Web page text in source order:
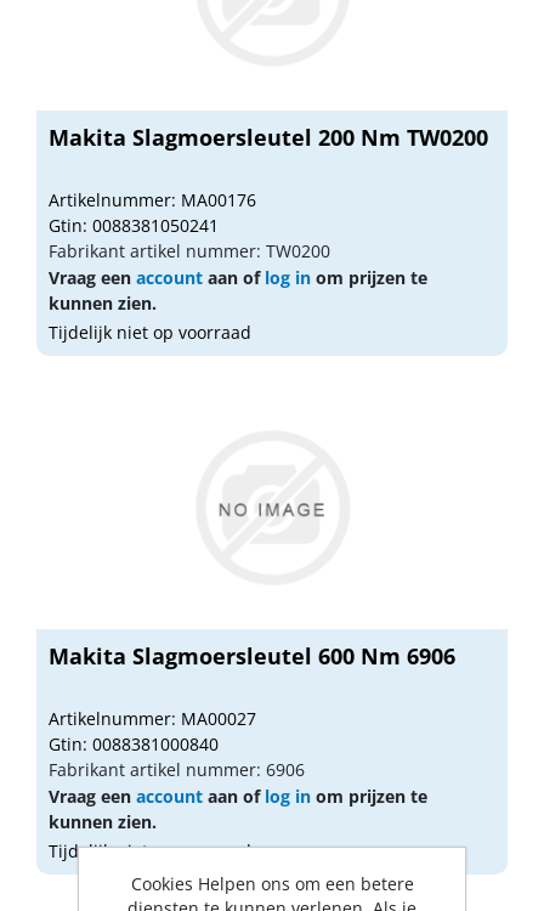
Makita Slagmoersleutel 200 Nm TW0200
Artikelnummer: MA00176
Gtin: 0088381050241
Fabrikant artikel nummer: TW0200
Vraag een account aan of log in om prijzen te
kunnen zien.
Tijdelijk niet op voorraad
Makita Slagmoersleutel 600 Nm 6906
Artikelnummer: MA00027
Gtin: 0088381000840
Fabrikant artikel nummer: 6906
Vraag een account aan of log in om prijzen te
kunnen zien.
Tijdelijk niet op voorraad
Cookies Helpen ons om een betere